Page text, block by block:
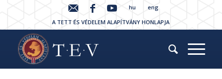
hu
eng
A TETT ÉS VÉDELEM ALAPÍTVÁNY HONLAPJA